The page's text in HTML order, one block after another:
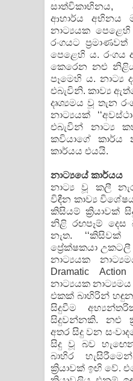
සාත්විකාභිනය,
ආහාර්ය අභිනය
නාට්‍යයක
රංගයට
පෙළෙහි ය. රංගය
කෙරෙන නළු
පෑමෙහි ය. නාට්‍ය
එබැවිනි. කාව්‍ය
දෘශ්‍යමය වූ තැන
නාට්‍යයක්
එබැවින් නාට්‍ය
කවියාගේ කාර්ය
කාර්යය එයයි.
නාට්‍යයේ කාර්යය
නාට්‍ය වූ කලී
විඳීන කාව්‍ය
කිසියම් ක්‍රියාවක්
නිළි රඟපෑම්
නැත. ‘‘කිසිවක්
ප්‍රේක්ෂකයා
නාට්‍යයක
Dramatic
නාට්‍යයක නාට්‍යමය
එකක් බාහිරින්
සිදුවීම
සිදුවන්නකි. නළු
අතර සිදු වන
සිදු වූ බව
බාහිර
ක්‍රියාවක් ඉඟි වේ.